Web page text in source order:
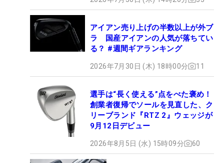
アイアン売り上げの半数以上が外ブ
ラ 国産アイアンの人気が落ちてい
る？ #週間ギアランキング
2026年7月30日 (木) 18時00分 11
選手は“長く使える”点をべた褒め！
創業者復帰でソールを見直した、ク
リーブランド『RTZ 2』ウェッジが
9月12日デビュー
2026年8月5日 (水) 15時09分 60